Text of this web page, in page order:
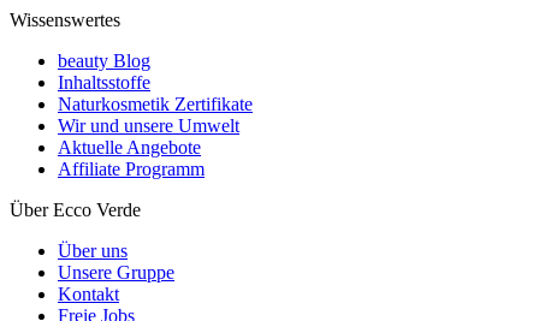
Wissenswertes
beauty Blog
Inhaltsstoffe
Naturkosmetik Zertifikate
Wir und unsere Umwelt
Aktuelle Angebote
Affiliate Programm
Über Ecco Verde
Über uns
Unsere Gruppe
Kontakt
Freie Jobs